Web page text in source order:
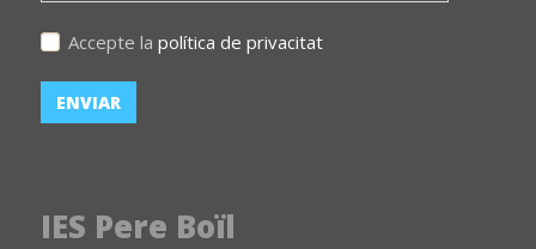
Accepte la política de privacitat
IES Pere Boïl